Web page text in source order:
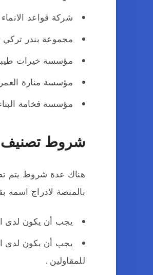
شركة قواعد
مجموعة بندر
مؤسسة خيرات طيبة
مؤسسة منارة
مؤسسة فخامة
شروط تصنيف
هناك عدة شروط يتم
بالمنصة لادراج اسمه
يجب أن يكون لدى
يجب أن يكون لدى
للمقاولين .